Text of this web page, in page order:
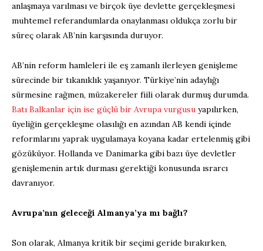
anlaşmaya varılması ve birçok üye devlette gerçekleşmesi
muhtemel referandumlarda onaylanması oldukça zorlu bir
süreç olarak AB’nin karşısında duruyor.
AB’nin reform hamleleri ile eş zamanlı ilerleyen genişleme
sürecinde bir tıkanıklık yaşanıyor. Türkiye’nin adaylığı
sürmesine rağmen, müzakereler fiili olarak durmuş durumda.
Batı Balkanlar için ise güçlü bir Avrupa vurgusu yapılırken,
üyeliğin gerçekleşme olasılığı en azından AB kendi içinde
reformlarını yaprak uygulamaya koyana kadar ertelenmiş gibi
gözüküyor. Hollanda ve Danimarka gibi bazı üye devletler
genişlemenin artık durması gerektiği konusunda ısrarcı
davranıyor.
Avrupa’nın geleceği Almanya’ya mı bağlı?
Son olarak, Almanya kritik bir seçimi geride bırakırken,